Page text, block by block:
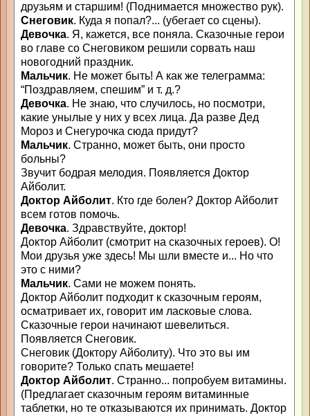
друзьям и старшим! (Поднимается множество рук).
Снеговик. Куда я попал?... (убегает со сцены).
Девочка. Я, кажется, все поняла. Сказочные герои
во главе со Снеговиком решили сорвать наш
новогодний праздник.
Мальчик. Не может быть! А как же телеграмма:
“Поздравляем, спешим” и т. д.?
Девочка. Не знаю, что случилось, но посмотри,
какие унылые у них у всех лица. Да разве Дед
Мороз и Снегурочка сюда придут?
Мальчик. Странно, может быть, они просто
больны?
Звучит бодрая мелодия. Появляется Доктор
Айболит.
Доктор Айболит. Кто где болен? Доктор Айболит
всем готов помочь.
Девочка. Здравствуйте, доктор!
Доктор Айболит (смотрит на сказочных героев). О!
Мои друзья уже здесь! Мы шли вместе и... Но что
это с ними?
Мальчик. Сами не можем понять.
Доктор Айболит подходит к сказочным героям,
осматривает их, говорит им ласковые слова.
Сказочные герои начинают шевелиться.
Появляется Снеговик.
Снеговик (Доктору Айболиту). Что это вы им
говорите? Только спать мешаете!
Доктор Айболит. Странно... попробуем витамины.
(Предлагает сказочным героям витаминные
таблетки, но те отказываются их принимать. Доктор